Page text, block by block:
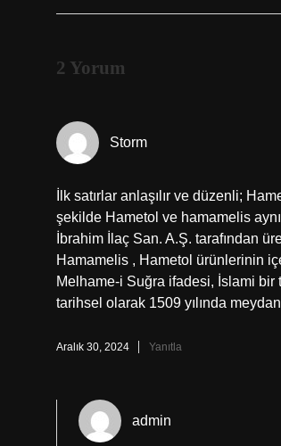
2 Yorum
Storm
İlk satırlar anlaşılır ve düzenli;
şekilde Hametol ve hamamelis
İbrahim İlaç San. A.Ş. tarafından
Hamamelis , Hametol ürünlerinin
Melhame-i Suğra ifadesi, İslami bir
tarihsel olarak 1509 yılında
Aralık 30, 2024 Yanıtla
admin